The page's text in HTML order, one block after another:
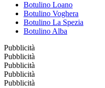
Botulino Loano
Botulino Voghera
Botulino La Spezia
Botulino Alba
Pubblicità
Pubblicità
Pubblicità
Pubblicità
Pubblicità